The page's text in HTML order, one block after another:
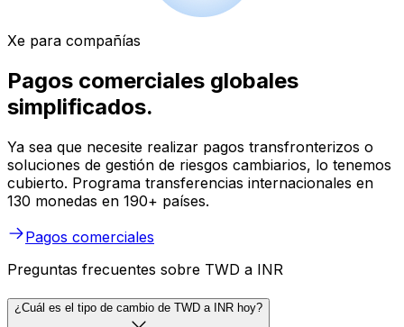
Xe para compañías
Pagos comerciales globales
simplificados.
Ya sea que necesite realizar pagos transfronterizos o
soluciones de gestión de riesgos cambiarios, lo tenemos
cubierto. Programa transferencias internacionales en
130 monedas en 190+ países.
Pagos comerciales
Preguntas frecuentes sobre TWD a INR
¿Cuál es el tipo de cambio de TWD a INR hoy?